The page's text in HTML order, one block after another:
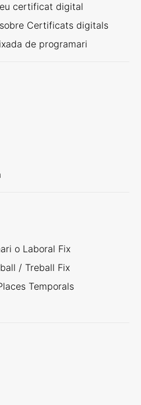
certificat digital
Certificats digitals
de programari
o Laboral Fix
/ Treball Fix
Temporals